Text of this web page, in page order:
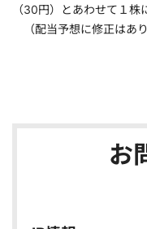
（30円）とあわせて１株
（配当予想に修正はあり
お